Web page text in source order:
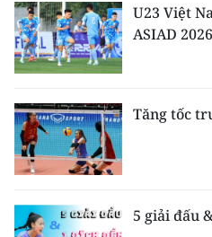
DU LỊCH
THẾ GIỚI
GIÁO DỤC
KHOA HỌC - CÔNG NGHỆ
U23 Việt
ASIAD 2026
Tăng tốc
5 giải đấu